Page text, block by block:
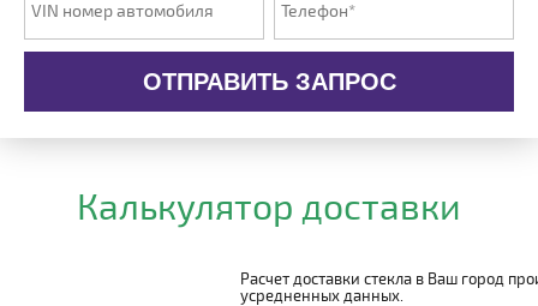
ОТПРАВИТЬ ЗАПРОС
Калькулятор доставки
Расчет доставки стекла в Ваш город
усредненных данных.